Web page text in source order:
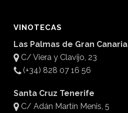
VINOTECAS
Las Palmas de Gran Canaria
C/ Viera y Clavijo, 23
(+34) 828 07 16 56
Santa Cruz Tenerife
C/ Adán Martín Menis, 5